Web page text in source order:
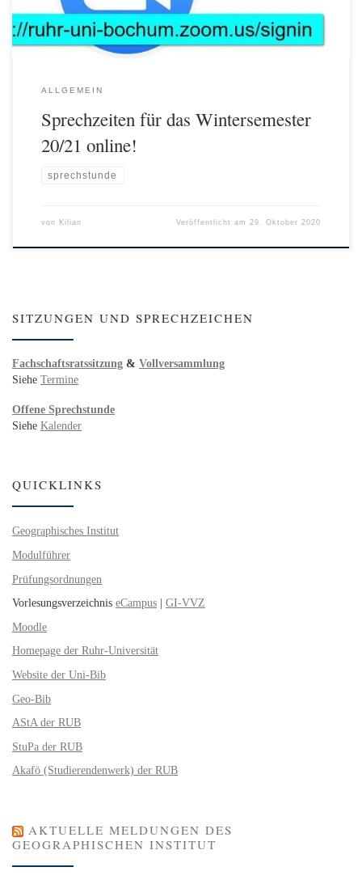
ALLGEMEIN
Sprechzeiten für das Wintersemester
20/21 online!
sprechstunde
von Kilian Veröffentlicht am 29. Oktober 2020
SITZUNGEN UND SPRECHZEICHEN
Fachschaftsratssitzung & Vollversammlung
Siehe Termine
Offene Sprechstunde
Siehe Kalender
QUICKLINKS
Geographisches Institut
Modulführer
Prüfungsordnungen
Vorlesungsverzeichnis eCampus
GI-VVZ
Moodle
Homepage der Ruhr-Universität
Website der Uni-Bib
Geo-Bib
AStA der RUB
StuPa der RUB
Akafö (Studierendenwerk) der RUB
AKTUELLE MELDUNGEN DES
GEOGRAPHISCHEN INSTITUT